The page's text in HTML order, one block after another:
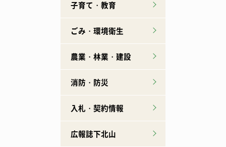
子育て・教育
ごみ・環境衛生
農業・林業・建設
消防・防災
入札・契約情報
広報誌下北山